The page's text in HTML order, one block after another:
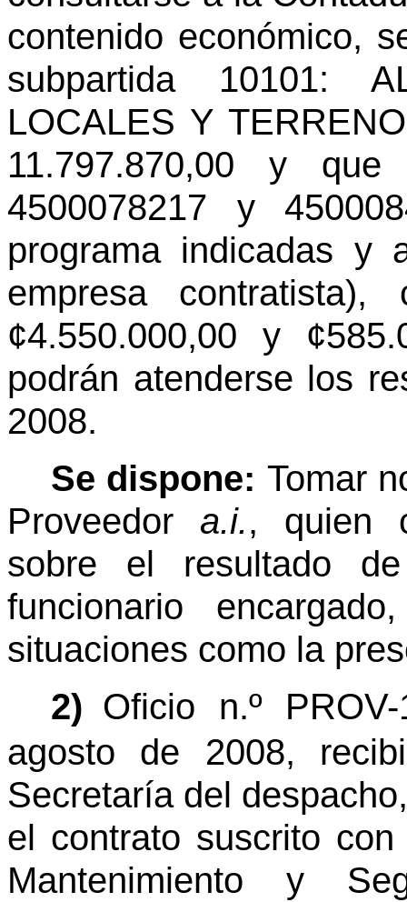
contenido económico,
subpartida 10101:
LOCALES Y
11.797.870,00 y
4500078217 y
programa indicadas y
empresa
¢4.550.000,00 y
podrán atenderse los
2008.
Se dispone: Tomar
Proveedor a.i., quien
sobre el resultado
funcionario
situaciones como la
2) Oficio n.º
agosto de 2008,
Secretaría del
el contrato suscrito
Mantenimiento y